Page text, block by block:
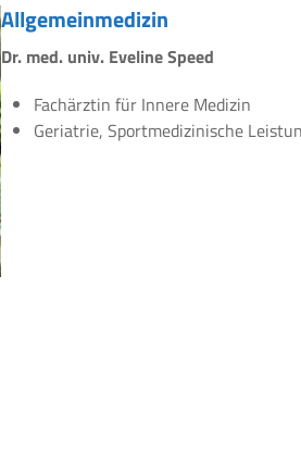
Allgemeinmedizin
Dr. med. univ. Eveline Speed
Fachärztin für Innere Medizin
Geriatrie, Sportmedizinische